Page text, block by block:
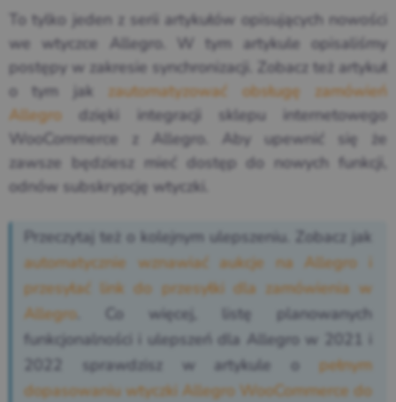
To tylko jeden z serii artykułów opisujących nowości
we wtyczce Allegro. W tym artykule opisaliśmy
postępy w zakresie synchronizacji. Zobacz też artykuł
o tym jak zautomatyzować obsługę zamówień
Allegro dzięki integracji sklepu internetowego
WooCommerce z Allegro. Aby upewnić się że
zawsze będziesz mieć dostęp do nowych funkcji,
odnów subskrypcję wtyczki.
Przeczytaj też o kolejnym ulepszeniu. Zobacz jak
automatycznie wznawiać aukcje na Allegro i
przesyłać link do przesyłki dla zamówienia w
Allegro . Co więcej, listę planowanych
funkcjonalności i ulepszeń dla Allegro w 2021 i
2022 sprawdzisz w artykule o pełnym
dopasowaniu wtyczki Allegro WooCommerce do